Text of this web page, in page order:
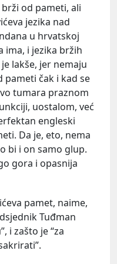
od pameti, ali
jezika nad
u hrvatskoj
ima, i jezika bržih
lakše, jer nemaju
pameti čak i kad se
tumara praznom
uostalom, već
engleski
Da je, eto, nema
bi i on samo glup.
gora i opasnija
pamet, naime,
Tuđman
i zašto je “za